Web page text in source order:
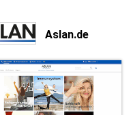
Aslan.de